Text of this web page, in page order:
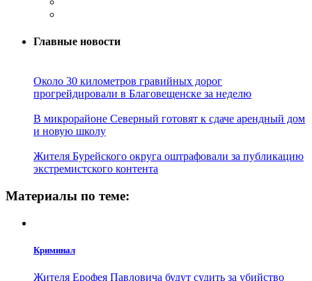
Главные новости
Около 30 километров гравийных дорог
прогрейдировали в Благовещенске за неделю
В микрорайоне Северный готовят к сдаче арендный дом
и новую школу
Жителя Бурейского округа оштрафовали за публикацию
экстремистского контента
Материалы по теме:
Криминал
Жителя Ерофея Павловича будут судить за убийство